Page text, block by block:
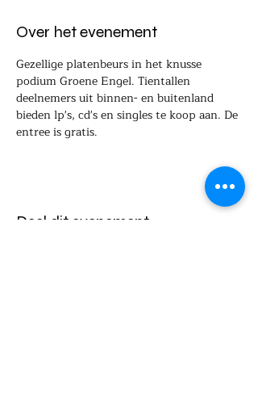
Over het evenement
Gezellige platenbeurs in het knusse
podium Groene Engel. Tientallen
deelnemers uit binnen- en buitenland
bieden lp's, cd's en singles te koop aan. De
entree is gratis.
Deel dit evenement